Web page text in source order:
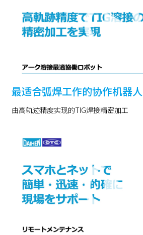
最适合弧焊工作的协作机器人
由高轨迹精度实现的TIG焊接精密加工